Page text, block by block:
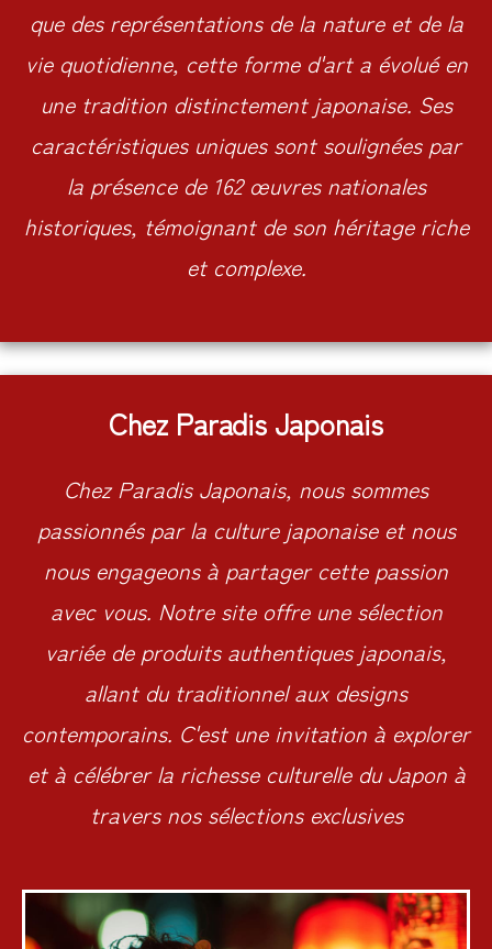
que des représentations de la nature et de la
vie quotidienne, cette forme d'art a évolué en
une tradition distinctement japonaise. Ses
caractéristiques uniques sont soulignées par
la présence de 162 œuvres nationales
historiques, témoignant de son héritage riche
et complexe.
Chez Paradis Japonais
Chez Paradis Japonais, nous sommes
passionnés par la culture japonaise et nous
nous engageons à partager cette passion
avec vous. Notre site offre une sélection
variée de produits authentiques japonais,
allant du traditionnel aux designs
contemporains. C'est une invitation à explorer
et à célébrer la richesse culturelle du Japon à
travers nos sélections exclusives